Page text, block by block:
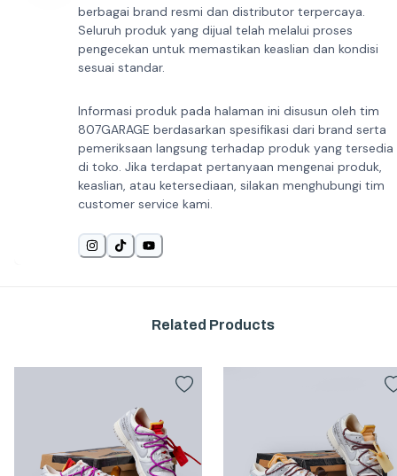
berbagai brand resmi dan distributor terpercaya.
Seluruh produk yang dijual telah melalui proses
pengecekan untuk memastikan keaslian dan kondisi
sesuai standar.
Informasi produk pada halaman ini disusun oleh tim
807GARAGE berdasarkan spesifikasi dari brand serta
pemeriksaan langsung terhadap produk yang tersedia
di toko. Jika terdapat pertanyaan mengenai produk,
keaslian, atau ketersediaan, silakan menghubungi tim
customer service kami.
Related Products